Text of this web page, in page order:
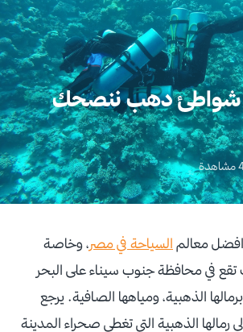
4 من شواطئ دهب ننصحك
معالم السياحة في مصر، وخاصة
في محافظة جنوب سيناء على البحر
الذهبية، ومياهها الصافية. يرجع
الذهبية التي تغطي صحراء المدينة